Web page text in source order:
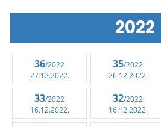
2022
36/2022
27.12.2022.
35/2022
26.12.2022.
33/2022
16.12.2022.
32/2022
16.12.2022.